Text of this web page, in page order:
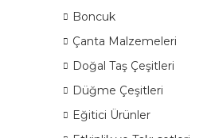
Boncuk
Çanta Malzemeleri
Doğal Taş Çeşitleri
Düğme Çeşitleri
Eğitici Ürünler